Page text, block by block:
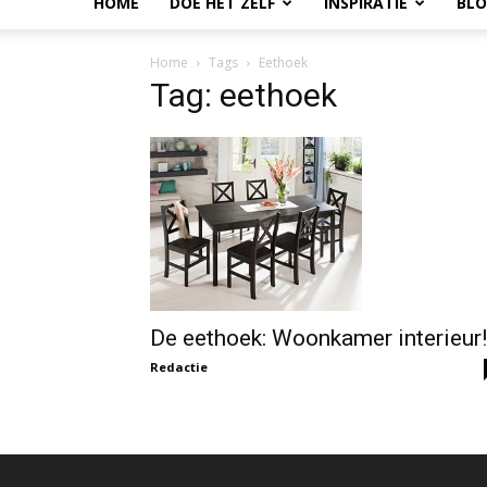
Home Tags Eethoek
Tag: eethoek
De eethoek: Woonkamer interieur!
Redactie